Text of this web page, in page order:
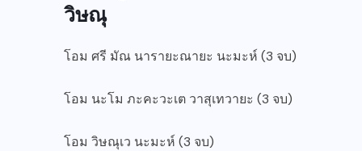
วิษณุ
โอม ศรี มัณ นารายะณายะ นะมะห์ (3 จบ)
โอม นะโม ภะคะวะเต วาสุเทวายะ (3 จบ)
โอม วิษณุเว นะมะห์ (3 จบ)